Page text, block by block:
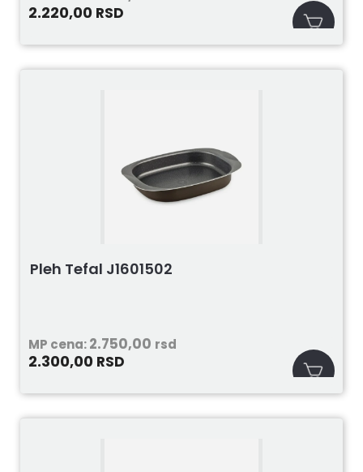
2.220,00 RSD
Pleh Tefal J1601502
MP cena:2.750,00 rsd
2.300,00 RSD